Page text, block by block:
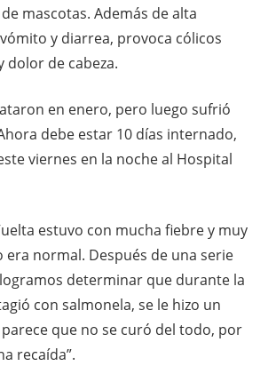
mascotas. Además de alta
y diarrea, provoca cólicos
dolor de cabeza.
en enero, pero luego sufrió
debe estar 10 días internado,
viernes en la noche al Hospital
estuvo con mucha fiebre y muy
era normal. Después de una serie
determinar que durante la
con salmonela, se le hizo un
que no se curó del todo, por
recaída”.